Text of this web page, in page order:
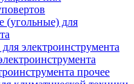
(угольные) для
электроинструмента
прочее